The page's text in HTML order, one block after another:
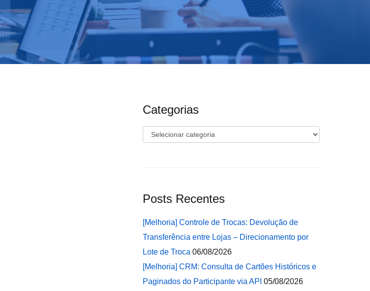
Categorias
Categorias
Posts Recentes
[Melhoria] Controle de Trocas: Devolução de
Transferência entre Lojas – Direcionamento por
Lote de Troca 06/08/2026
[Melhoria] CRM: Consulta de Cartões Históricos e
Paginados do Participante via API 05/08/2026